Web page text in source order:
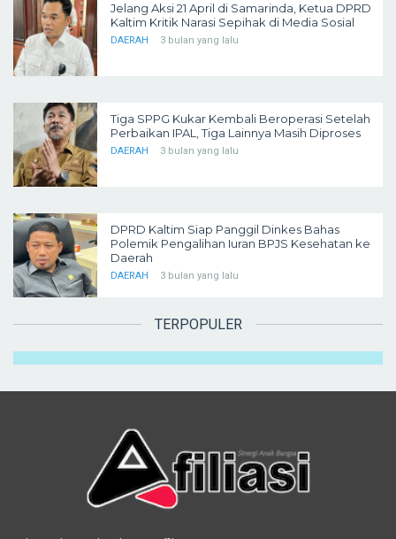
Jelang Aksi 21 April di Samarinda, Ketua DPRD
Kaltim Kritik Narasi Sepihak di Media Sosial
DAERAH 3 bulan yang lalu
Tiga SPPG Kukar Kembali Beroperasi Setelah
Perbaikan IPAL, Tiga Lainnya Masih Diproses
DAERAH 3 bulan yang lalu
DPRD Kaltim Siap Panggil Dinkes Bahas
Polemik Pengalihan Iuran BPJS Kesehatan ke
Daerah
DAERAH 3 bulan yang lalu
TERPOPULER